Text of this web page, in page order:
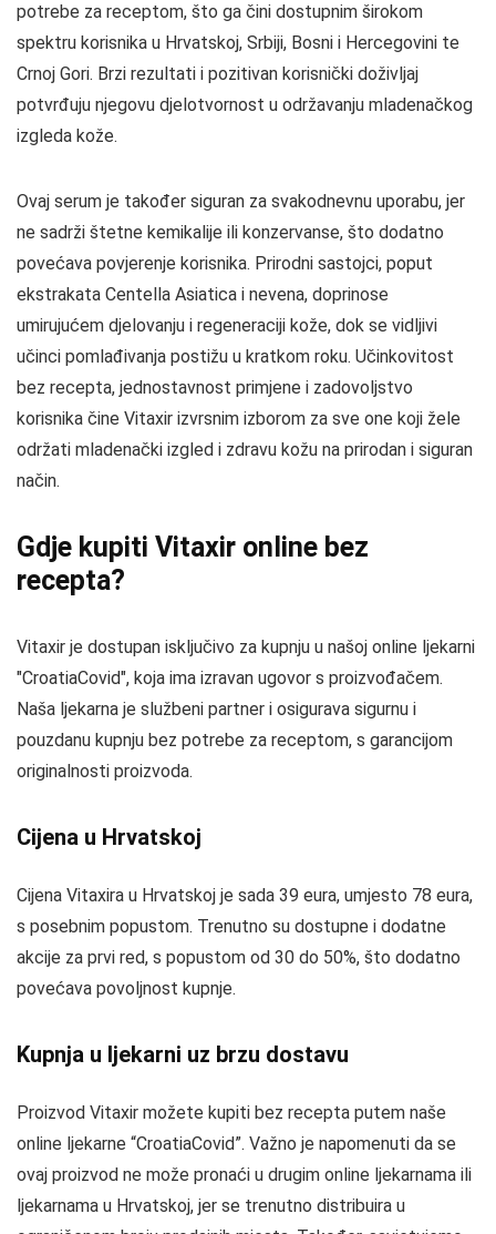
potrebe za receptom, što ga čini dostupnim širokom
spektru korisnika u Hrvatskoj, Srbiji, Bosni i Hercegovini te
Crnoj Gori. Brzi rezultati i pozitivan korisnički doživljaj
potvrđuju njegovu djelotvornost u održavanju mladenačkog
izgleda kože.
Ovaj serum je također siguran za svakodnevnu uporabu, jer
ne sadrži štetne kemikalije ili konzervanse, što dodatno
povećava povjerenje korisnika. Prirodni sastojci, poput
ekstrakata Centella Asiatica i nevena, doprinose
umirujućem djelovanju i regeneraciji kože, dok se vidljivi
učinci pomlađivanja postižu u kratkom roku. Učinkovitost
bez recepta, jednostavnost primjene i zadovoljstvo
korisnika čine Vitaxir izvrsnim izborom za sve one koji žele
održati mladenački izgled i zdravu kožu na prirodan i siguran
način.
Gdje kupiti Vitaxir online bez
recepta?
Vitaxir je dostupan isključivo za kupnju u našoj online ljekarni
"CroatiaCovid", koja ima izravan ugovor s proizvođačem.
Naša ljekarna je službeni partner i osigurava sigurnu i
pouzdanu kupnju bez potrebe za receptom, s garancijom
originalnosti proizvoda.
Cijena u Hrvatskoj
Cijena Vitaxira u Hrvatskoj je sada 39 eura, umjesto 78 eura,
s posebnim popustom. Trenutno su dostupne i dodatne
akcije za prvi red, s popustom od 30 do 50%, što dodatno
povećava povoljnost kupnje.
Kupnja u ljekarni uz brzu dostavu
Proizvod Vitaxir možete kupiti bez recepta putem naše
online ljekarne “CroatiaCovid”. Važno je napomenuti da se
ovaj proizvod ne može pronaći u drugim online ljekarnama ili
ljekarnama u Hrvatskoj, jer se trenutno distribuira u